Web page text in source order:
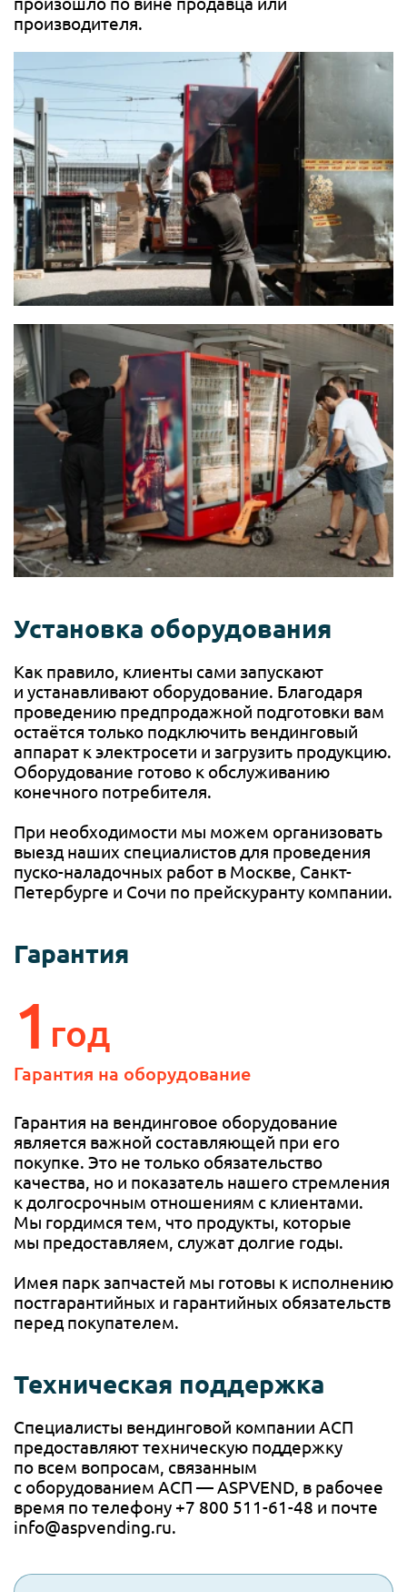
производителя.
Установка оборудования
Как правило, клиенты сами запускают
и устанавливают оборудование. Благодаря
проведению предпродажной подготовки вам
остаётся только подключить вендинговый
аппарат к электросети и загрузить продукцию.
Оборудование готово к обслуживанию
конечного потребителя.
При необходимости мы можем организовать
выезд наших специалистов для проведения
пуско-наладочных работ в Москве, Санкт-
Петербурге и Сочи по прейскуранту компании.
Гарантия
Гарантия на вендинговое оборудование
является важной составляющей при его
покупке. Это не только обязательство
качества, но и показатель нашего стремления
к долгосрочным отношениям с клиентами.
Мы гордимся тем, что продукты, которые
мы предоставляем, служат долгие годы.
Имея парк запчастей мы готовы к исполнению
постгарантийных и гарантийных обязательств
перед покупателем.
1 год
Гарантия на оборудование
Техническая поддержка
Специалисты вендинговой компании АСП
предоставляют техническую поддержку
по всем вопросам, связанным
с оборудованием АСП — ASPVEND, в рабочее
время по телефону +7 800 511-61-48 и почте
info@aspvending.ru.